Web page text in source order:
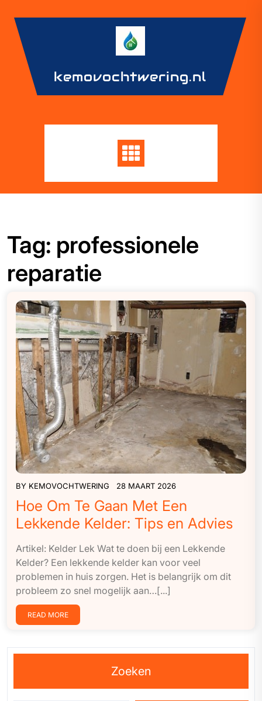
content
kemovochtwering.nl
Tag: professionele
reparatie
BY KEMOVOCHTWERING 28 MAART 2026
Hoe Om Te Gaan Met Een
Lekkende Kelder: Tips en Advies
Artikel: Kelder Lek Wat te doen bij een Lekkende
Kelder? Een lekkende kelder kan voor veel
problemen in huis zorgen. Het is belangrijk om dit
probleem zo snel mogelijk aan…[...]
READ MORE
Zoeken